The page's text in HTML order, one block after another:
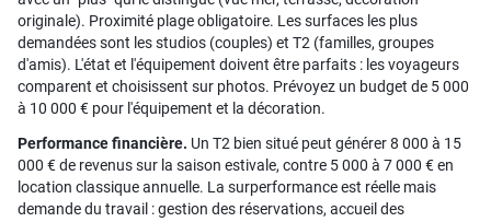
originale). Proximité plage obligatoire. Les surfaces les plus
demandées sont les studios (couples) et T2 (familles, groupes
d'amis). L'état et l'équipement doivent être parfaits : les voyageurs
comparent et choisissent sur photos. Prévoyez un budget de 5 000
à 10 000 € pour l'équipement et la décoration.
Performance financière. Un T2 bien situé peut générer 8 000 à 15
000 € de revenus sur la saison estivale, contre 5 000 à 7 000 € en
location classique annuelle. La surperformance est réelle mais
demande du travail : gestion des réservations, accueil des